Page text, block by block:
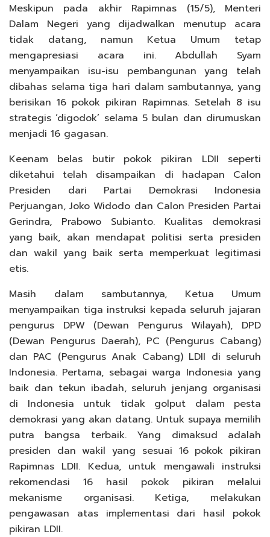
Meskipun pada akhir Rapimnas (15/5), Menteri
Dalam Negeri yang dijadwalkan menutup acara
tidak datang, namun Ketua Umum tetap
mengapresiasi acara ini. Abdullah Syam
menyampaikan isu-isu pembangunan yang telah
dibahas selama tiga hari dalam sambutannya, yang
berisikan 16 pokok pikiran Rapimnas. Setelah 8 isu
strategis ‘digodok’ selama 5 bulan dan dirumuskan
menjadi 16 gagasan.
Keenam belas butir pokok pikiran LDII seperti
diketahui telah disampaikan di hadapan Calon
Presiden dari Partai Demokrasi Indonesia
Perjuangan, Joko Widodo dan Calon Presiden Partai
Gerindra, Prabowo Subianto. Kualitas demokrasi
yang baik, akan mendapat politisi serta presiden
dan wakil yang baik serta memperkuat legitimasi
etis.
Masih dalam sambutannya, Ketua Umum
menyampaikan tiga instruksi kepada seluruh jajaran
pengurus DPW (Dewan Pengurus Wilayah), DPD
(Dewan Pengurus Daerah), PC (Pengurus Cabang)
dan PAC (Pengurus Anak Cabang) LDII di seluruh
Indonesia. Pertama, sebagai warga Indonesia yang
baik dan tekun ibadah, seluruh jenjang organisasi
di Indonesia untuk tidak golput dalam pesta
demokrasi yang akan datang. Untuk supaya memilih
putra bangsa terbaik. Yang dimaksud adalah
presiden dan wakil yang sesuai 16 pokok pikiran
Rapimnas LDII. Kedua, untuk mengawali instruksi
rekomendasi 16 hasil pokok pikiran melalui
mekanisme organisasi. Ketiga, melakukan
pengawasan atas implementasi dari hasil pokok
pikiran LDII.